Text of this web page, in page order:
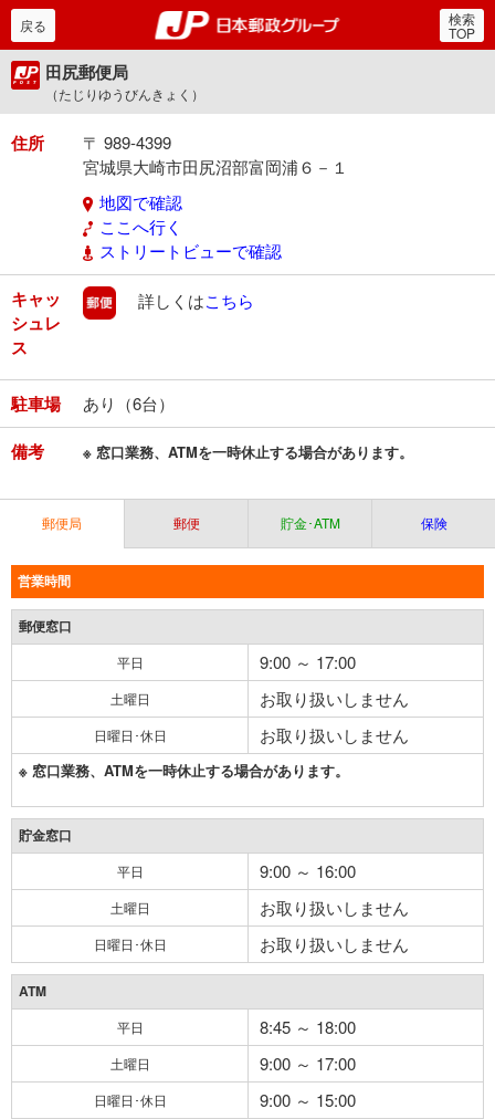
郵便局・日本郵政グルー
戻る 検索
TOP
田尻郵便局
（たじりゆうびんきょく）
住所
〒 989-4399
宮城県大崎市田尻沼部富岡浦６－１
地図で確認
ここへ行く
ストリートビューで確認
キャッ
シュレ
ス
郵便
詳しくはこちら
駐車場 あり（6台）
備考 ※ 窓口業務、ATMを一時休止する場合があります。
郵便局 郵便 貯金･ATM 保険
営業時間
郵便窓口
平日 9:00 ～ 17:00
土曜日 お取り扱いしません
日曜日･休日 お取り扱いしません
※ 窓口業務、ATMを一時休止する場合があります。
貯金窓口
平日 9:00 ～ 16:00
土曜日 お取り扱いしません
日曜日･休日 お取り扱いしません
ATM
平日 8:45 ～ 18:00
土曜日 9:00 ～ 17:00
日曜日･休日 9:00 ～ 15:00